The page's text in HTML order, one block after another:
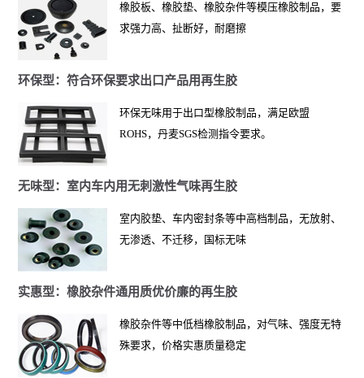
橡胶板、橡胶垫、橡胶杂件等模压橡胶制品，要
求强力高、扯断好，耐磨擦
环保型：符合环保要求出口产品用再生胶
环保无味用于出口型橡胶制品，满足欧盟
ROHS，丹麦SGS检测指令要求。
无味型：室内车内用无刺激性气味再生胶
室内胶垫、车内密封条等中高档制品，无放射、
无渗透、不迁移，国标无味
实惠型：橡胶杂件通用质优价廉的再生胶
橡胶杂件等中低档橡胶制品，对气味、强度无特
殊要求，价格实惠质量稳定